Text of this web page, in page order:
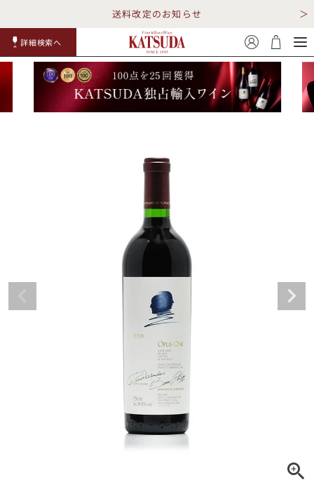
送料改定のお知らせ
詳細検索へ
白ワイ
ン ング ン
RP100
点
詳細検索する
勝田商店について